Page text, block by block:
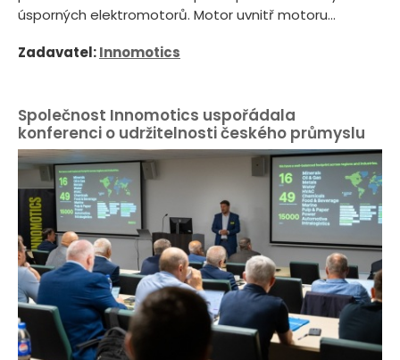
úsporných elektromotorů. Motor uvnitř motoru...
Zadavatel:Innomotics
Společnost Innomotics uspořádala
konferenci o udržitelnosti českého průmyslu